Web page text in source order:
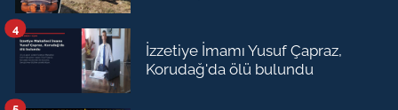
İzzetiye İmamı Yusuf Çapraz,
Korudağ'da ölü bulundu
4